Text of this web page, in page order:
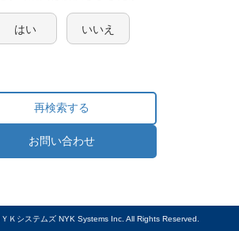
はい いいえ
再検索する
お問い合わせ
Ｋシステムズ NYK Systems Inc. All Rights Reserved.